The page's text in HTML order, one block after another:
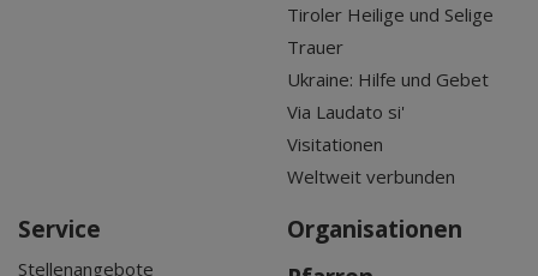
Tiroler Heilige und Selige
Trauer
Ukraine: Hilfe und Gebet
Via Laudato si'
Visitationen
Weltweit verbunden
Service
Stellenangebote
Organisationen